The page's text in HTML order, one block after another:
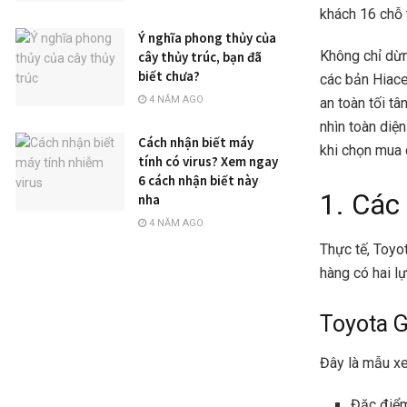
khách 16 chỗ
Không chỉ
các bản
an toàn tối
nhìn toàn
khi chọn mua
1.
Thực tế,
hàng có hai
Toyota
Đây là mẫu
Ý nghĩa phong thủy của
cây thủy trúc, bạn đã
biết chưa?
4 NĂM AGO
Cách nhận biết máy
tính có virus? Xem ngay
6 cách nhận biết này
nha
4 NĂM AGO